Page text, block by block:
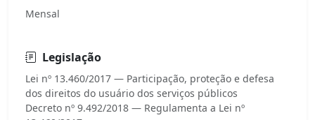
Mensal
Legislação
Lei nº 13.460/2017 — Participação, proteção e defesa
dos direitos do usuário dos serviços públicos
Decreto nº 9.492/2018 — Regulamenta a Lei nº